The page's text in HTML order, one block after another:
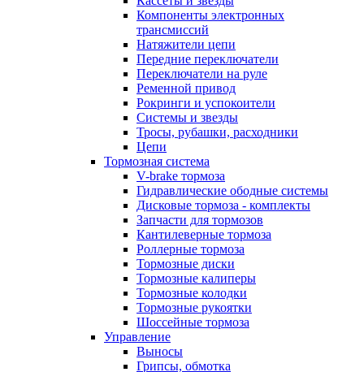
Компоненты электронных
трансмиссий
Натяжители цепи
Передние переключатели
Переключатели на руле
Ременной привод
Рокринги и успокоители
Системы и звезды
Тросы, рубашки, расходники
Цепи
Тормозная система
V-brake тормоза
Гидравлические ободные системы
Дисковые тормоза - комплекты
Запчасти для тормозов
Кантилеверные тормоза
Роллерные тормоза
Тормозные диски
Тормозные калиперы
Тормозные колодки
Тормозные рукоятки
Шоссейные тормоза
Управление
Выносы
Грипсы, обмотка